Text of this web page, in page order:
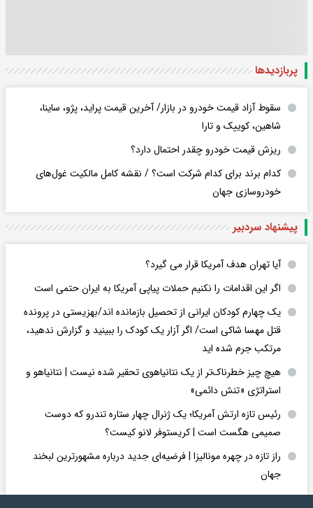
پربازدید‌ها
سقوط آزاد قیمت خودرو در بازار/ آخرین قیمت پراید، پژو، ساینا،
شاهین، کوییک و تارا
ریزش قیمت خودرو چقدر احتمال دارد؟
کدام برند برای کدام شرکت است؟ / نقشه کامل مالکیت غول‌های
خودروسازی جهان
پیشنهاد سردبیر
آیا تهران هدف آمریکا قرار می گیرد؟
اگر این اقدامات را نکنیم حملات پیاپی آمریکا به ایران حتمی است
یک چهارم کودکان ایرانی از تحصیل بازمانده اند/بهزیستی در پرونده
قتل مهسا شاکی است/ اگر آزار یک کودک را ببینید و گزارش ندهید،
مرتکب جرم شده اید
هیچ چیز خطرناک‌تر از یک نتانیاهوی تحقیر شده نیست | نتانیاهو و
استراتژی «تنش دائمی»
رئیس تازه ارتش آمریکا؛ یک ژنرال چهار ستاره تندرو که دوست
صمیمی هگست است | کریستوفر لانو کیست؟
راز تازه در چهره مونالیزا | فرضیه‌ای جدید درباره مشهورترین لبخند
جهان